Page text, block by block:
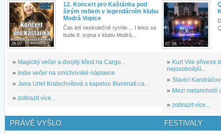
28.07.
12. Koncert pro Kaštánka pod
širým nebem v legendárním klubu
Modrá Vopice
Čas letí neskutečně rychle.... I letos se
bude 8. srpna v klubu Modrá...
» Magický večer a dvojitý křest na Cargo...
» Indie večer na smíchovské náplavce
» Jana Uriel Kratochvílová s kapelou Illuminati.ca...
» zobrazit více...
07.08.
» Kurt Vile přiveze
nejosobnější...
» Slavící
» Mezi melancholií
» zobrazit více...
PRÁVĚ VYŠLO FESTIVALY